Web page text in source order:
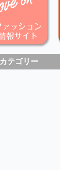
カテゴリー